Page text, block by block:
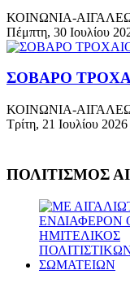
ΚΟΙΝΩΝΙΑ-
Πέμπτη, 30 Ιουλίου
ΣΟΒΑΡΟ
ΚΟΙΝΩΝΙΑ-
Τρίτη, 21 Ιουλίου
ΠΟΛΙΤΙΣΜΟΣ